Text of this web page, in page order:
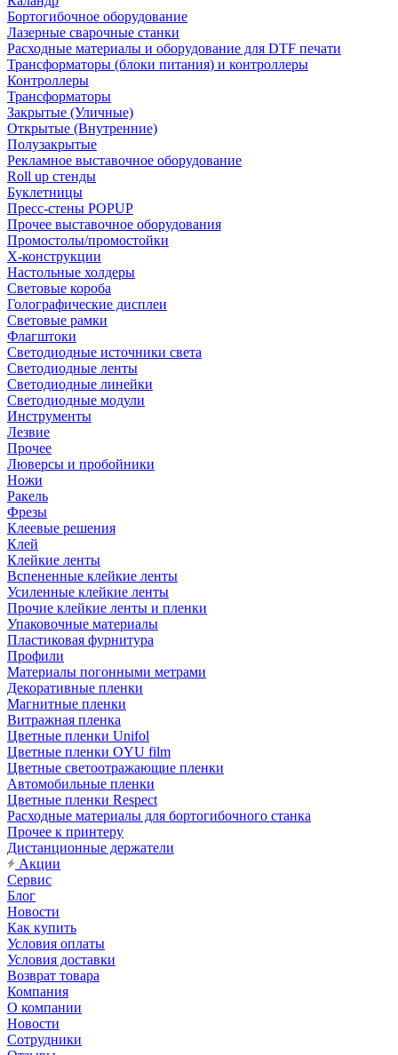
Бортогибочное оборудование
Лазерные сварочные станки
Расходные материалы и оборудование для DTF печати
Трансформаторы (блоки питания) и контроллеры
Контроллеры
Трансформаторы
Закрытые (Уличные)
Открытые (Внутренние)
Полузакрытые
Рекламное выставочное оборудование
Roll up стенды
Буклетницы
Пресс-стены POPUP
Прочее выставочное оборудования
Промостолы/промостойки
Х-конструкции
Настольные холдеры
Световые короба
Голографические дисплеи
Световые рамки
Флагштоки
Светодиодные источники света
Светодиодные ленты
Светодиодные линейки
Светодиодные модули
Инструменты
Лезвие
Прочее
Люверсы и пробойники
Ножи
Ракель
Фрезы
Клеевые решения
Клей
Клейкие ленты
Вспененные клейкие ленты
Усиленные клейкие ленты
Прочие клейкие ленты и пленки
Упаковочные материалы
Пластиковая фурнитура
Профили
Материалы погонными метрами
Декоративные пленки
Магнитные пленки
Витражная пленка
Цветные пленки Unifol
Цветные пленки OYU film
Цветные светоотражающие пленки
Автомобильные пленки
Цветные пленки Respect
Расходные материалы для бортогибочного станка
Прочее к принтеру
Дистанционные держатели
Акции
Сервис
Блог
Новости
Как купить
Условия оплаты
Условия доставки
Возврат товара
Компания
О компании
Новости
Сотрудники